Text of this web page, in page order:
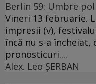
Berlin 59: Umbre
Vineri 13 februarie.
impresii (v),
încă nu s-a încheiat,
pronosticuri....
Alex. Leo ŞERBAN